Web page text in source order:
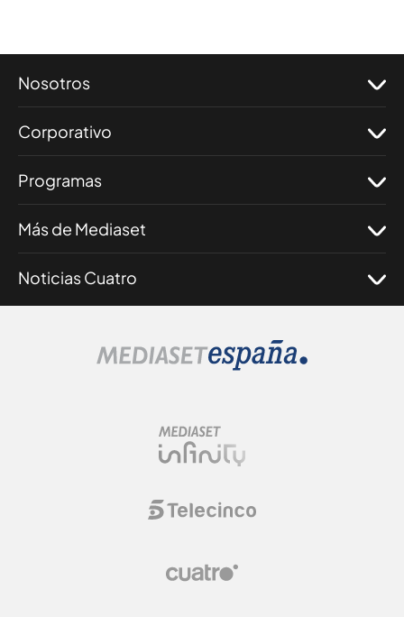
Nosotros
Corporativo
Programas
Más de Mediaset
Noticias Cuatro